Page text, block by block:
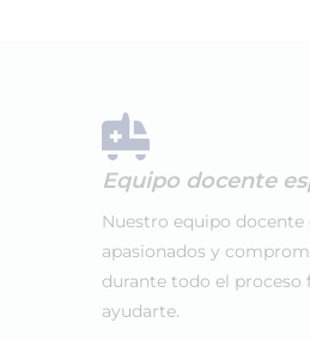
Equipo docente
Nuestro equipo
apasionados y
durante todo el
ayudarte.